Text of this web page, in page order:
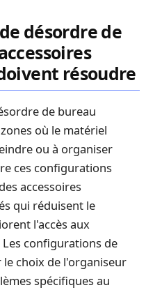
désordre de
résoudre
de bureau
où le matériel
ou à organiser
ces configurations
accessoires
qui réduisent le
l'accès aux
configurations de
choix de l'organiseur
spécifiques au